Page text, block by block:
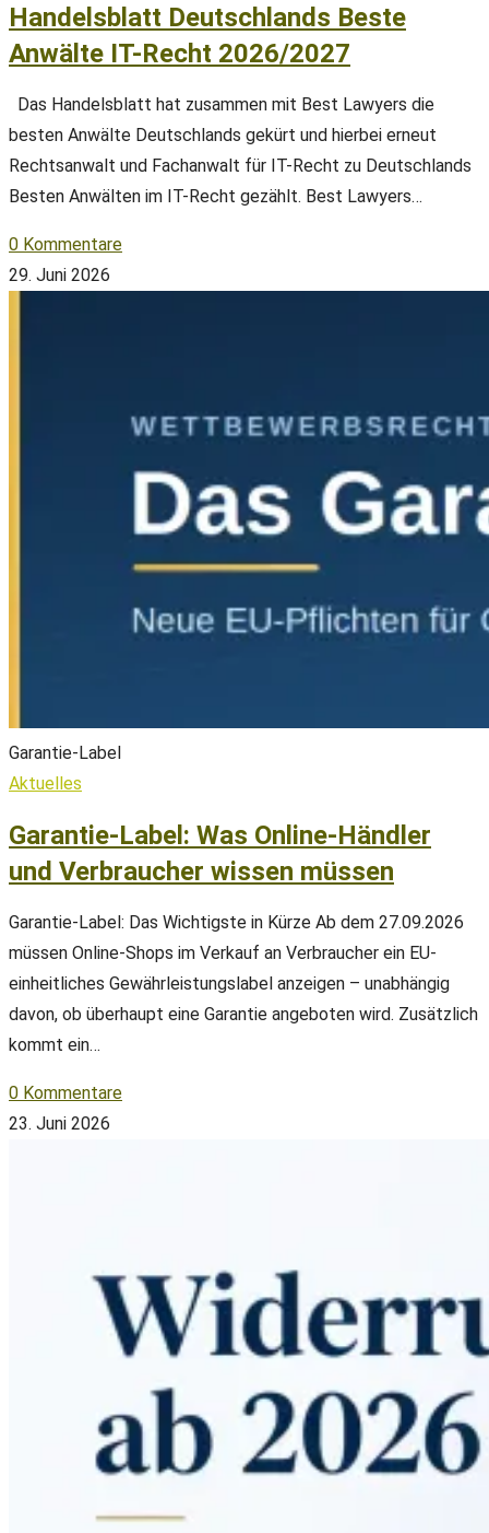
Handelsblatt Deutschlands Beste
Anwälte IT-Recht 2026/2027
Das Handelsblatt hat zusammen mit Best Lawyers die
besten Anwälte Deutschlands gekürt und hierbei erneut
Rechtsanwalt und Fachanwalt für IT-Recht zu Deutschlands
Besten Anwälten im IT-Recht gezählt. Best Lawyers…
0 Kommentare
29. Juni 2026
Garantie-Label
Aktuelles
Garantie-Label: Was Online-Händler
und Verbraucher wissen müssen
Garantie-Label: Das Wichtigste in Kürze Ab dem 27.09.2026
müssen Online-Shops im Verkauf an Verbraucher ein EU-
einheitliches Gewährleistungslabel anzeigen – unabhängig
davon, ob überhaupt eine Garantie angeboten wird. Zusätzlich
kommt ein…
0 Kommentare
23. Juni 2026